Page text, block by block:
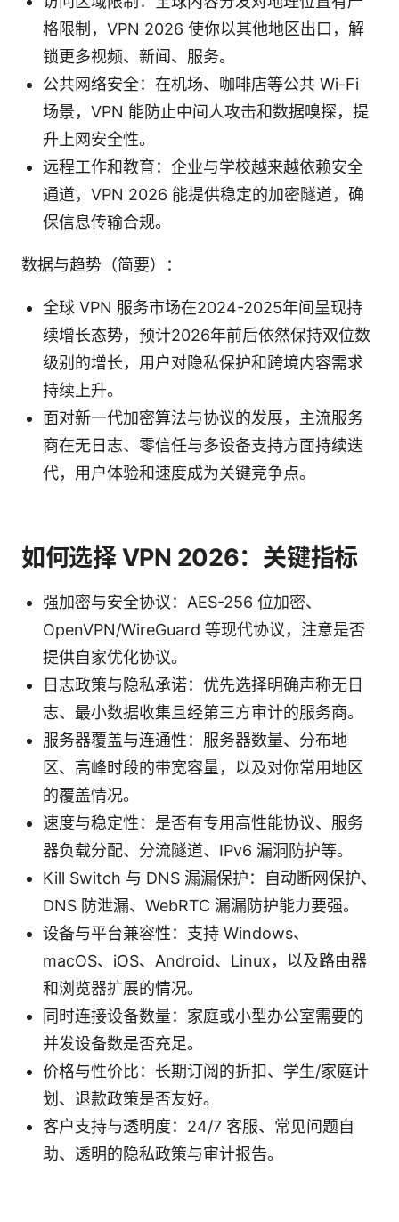
格限制，VPN 2026 使你以其他地区出口，解
锁更多视频、新闻、服务。
公共网络安全：在机场、咖啡店等公共 Wi-Fi
场景，VPN 能防止中间人攻击和数据嗅探，提
升上网安全性。
远程工作和教育：企业与学校越来越依赖安全
通道，VPN 2026 能提供稳定的加密隧道，确
保信息传输合规。
数据与趋势（简要）：
全球 VPN 服务市场在2024-2025年间呈现持
续增长态势，预计2026年前后依然保持双位数
级别的增长，用户对隐私保护和跨境内容需求
持续上升。
面对新一代加密算法与协议的发展，主流服务
商在无日志、零信任与多设备支持方面持续迭
代，用户体验和速度成为关键竞争点。
如何选择 VPN 2026：关键指标
强加密与安全协议：AES-256 位加密、
OpenVPN/WireGuard 等现代协议，注意是否
提供自家优化协议。
日志政策与隐私承诺：优先选择明确声称无日
志、最小数据收集且经第三方审计的服务商。
服务器覆盖与连通性：服务器数量、分布地
区、高峰时段的带宽容量，以及对你常用地区
的覆盖情况。
速度与稳定性：是否有专用高性能协议、服务
器负载分配、分流隧道、IPv6 漏洞防护等。
Kill Switch 与 DNS 漏漏保护：自动断网保护、
DNS 防泄漏、WebRTC 漏漏防护能力要强。
设备与平台兼容性：支持 Windows、
macOS、iOS、Android、Linux，以及路由器
和浏览器扩展的情况。
同时连接设备数量：家庭或小型办公室需要的
并发设备数是否充足。
价格与性价比：长期订阅的折扣、学生/家庭计
划、退款政策是否友好。
客户支持与透明度：24/7 客服、常见问题自
助、透明的隐私政策与审计报告。